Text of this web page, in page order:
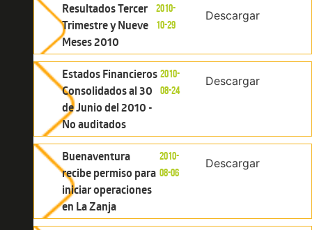
Resultados Tercer
Trimestre y Nueve
Meses 2010
2010-
10-29
Descargar
Estados Financieros
Consolidados al 30
de Junio del 2010 -
No auditados
2010-
08-24
Descargar
Buenaventura
recibe permiso para
iniciar operaciones
en La Zanja
2010-
08-06
Descargar